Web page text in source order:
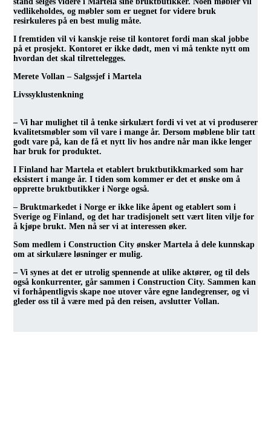
vedlikeholdes, og møbler som er uegnet for videre bruk
resirkuleres på en best mulig måte.
I fremtiden vil vi kanskje reise til kontoret fordi man skal jobbe
på et prosjekt. Kontoret er ikke dødt, men vi må tenkte nytt om
hvordan det skal tilrettelegges.
Merete Vollan – Salgssjef i Martela
Livssyklustenkning
– Vi har mulighet til å tenke sirkulært fordi vi vet at vi produserer
kvalitetsmøbler som vil vare i mange år. Dersom møblene blir tatt
godt vare på, kan de få et nytt liv hos andre når man ikke lenger
har bruk for produktet.
I Finland har Martela et etablert bruktbutikkmarked som har
eksistert i mange år. I tiden som kommer er det et ønske om å
opprette bruktbutikker i Norge også.
– Bruktmarkedet i Norge er ikke like åpent og etablert som i
Sverige og Finland, og det har tradisjonelt sett vært liten vilje for
å kjøpe brukt. Men nå ser vi at interessen øker.
Som medlem i Construction City ønsker Martela å dele kunnskap
om at sirkulære løsninger er mulig.
– Vi synes at det er utrolig spennende at ulike aktører, og til dels
også konkurrenter, går sammen i Construction City. Sammen kan
vi forhåpentligvis skape noe utover våre egne landegrenser, og vi
gleder oss til å være med på den reisen, avslutter Vollan.